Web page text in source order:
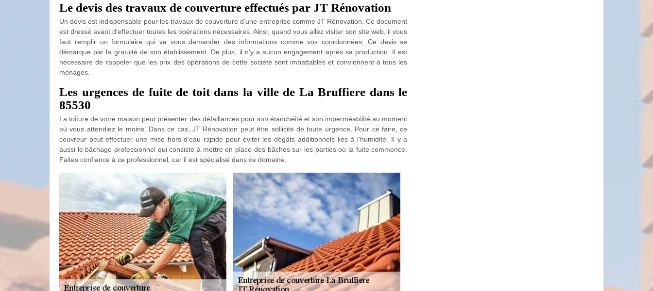
Le devis des travaux de couverture effectués par JT Rénovation
Un devis est indispensable pour les travaux de couverture d'une entreprise comme JT Rénovation. Ce document
est dressé avant d'effectuer toutes les opérations nécessaires. Ainsi, quand vous allez visiter son site web, il vous
faut remplir un formulaire qui va vous demander des informations comme vos coordonnées. Ce devis se
démarque par la gratuité de son établissement. De plus, il n'y a aucun engagement après sa production. Il est
nécessaire de rappeler que les prix des opérations de cette société sont imbattables et conviennent à tous les
ménages.
Les urgences de fuite de toit dans la ville de La Bruffiere dans le
85530
La toiture de votre maison peut présenter des défaillances pour son étanchéité et son imperméabilité au moment
où vous attendiez le moins. Dans ce cas, JT Rénovation peut être sollicité de toute urgence. Pour ce faire, ce
couvreur peut effectuer une mise hors d'eau rapide pour éviter les dégâts additionnels liés à l'humidité. Il y a
aussi le bâchage professionnel qui consiste à mettre en place des bâches sur les parties où la fuite commence.
Faites confiance à ce professionnel, car il est spécialisé dans ce domaine.